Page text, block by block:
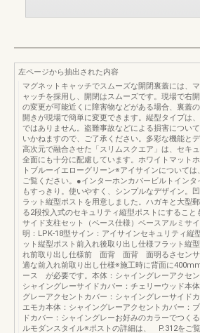
左ページから抽出された内容
マグネットキャッチでスムーズな開閉裏蓋には、
ャッチを採用し、開閉はスムーズです。現場で右
の変更が可能近くに障害物などがある場合、裏蓋
開きが現場で簡単に変更できます。縦型タイプは
ではありません。盗難事故などによる損害につい
いかねますので、ご了承ください。多彩な機能と
高次元で融合させた「スリムスクエア」は、セキ
全面にも十分に配慮しています。ホワイトマット
トブルーイエローグリーン※アイサインについて
ご覧ください。●インターホンカバービルトインタ
もすっきり。使いやすく、シンプルなデザイン。
ラット縦型ポストを用意しました。ハガキと大型
る2段投入式のセキュリティ縦型ポストにすること
サイド支柱セット（ベース仕様）ベースアルミサ
明：LPK-18型サイン：アイサインセキュリティ縦
ット縦型ポスト前入れ後取り出し仕様フラット縦
れ前取り出し仕様前 面背 面背 面明るさセンサ
適な前入れ前取り出し仕様※施工時に背面に
ース が必要です。本体：シャイングレーアクセン
シャイングレーサイドカバー：チェリーウッド本
グレーアクセントカバー：シャイングレーサイド
エモカ本体：シャイングレーアクセントカバー：
ドカバー：シャイングレーお好みのカラーでつく
ルモダンスタイル※ポストの詳細は、 P.312をご覧